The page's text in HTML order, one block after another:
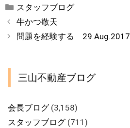
カ
テ
リ
スタッフブログ
牛かつ敬天
問題を経験する 29.Aug.2017
三山不動産ブログ
会長ブログ(3,158)
スタッフブログ(711)